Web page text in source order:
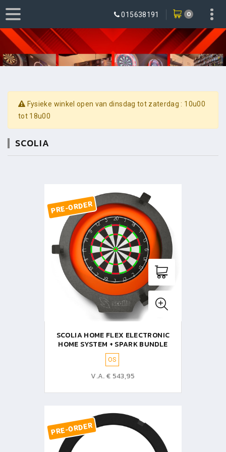
015638191 0
Fysieke winkel open van dinsdag tot zaterdag : 10u00
tot 18u00
SCOLIA
PRE-ORDER
SCOLIA HOME FLEX ELECTRONIC
HOME SYSTEM + SPARK BUNDLE
OS
V.A. € 543,95
PRE-ORDER